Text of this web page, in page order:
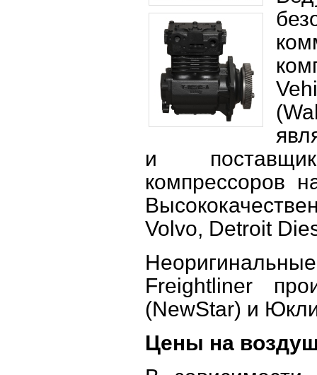
и
компрессоров
Volvo, Detroit
Freightliner
(NewStar) и
Цены на